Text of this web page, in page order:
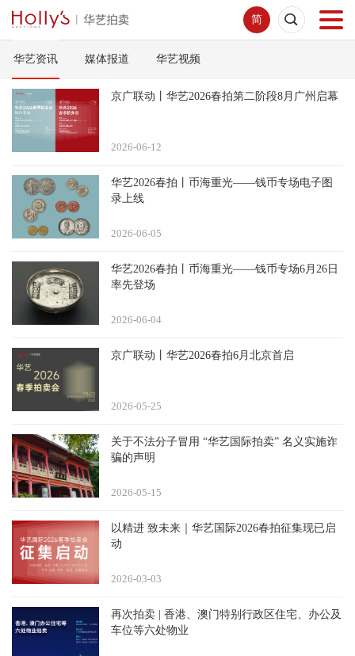
简
首页
拍卖预展
线下拍卖
网络拍卖
新闻中心
华艺资讯 媒体报道 华艺视频
京广联动丨华艺2026春拍第二阶段8月广州启幕
12
2026-06
华艺2026春拍丨币海重光——钱币专场电子图
录上线
05
2026-06
华艺2026春拍丨币海重光——钱币专场6月26日
率先登场
04
2026-06
京广联动丨华艺2026春拍6月北京首启
25
2026-05
关于不法分子冒用 “华艺国际拍卖” 名义实施诈
骗的声明
15
2026-05
以精进 致未来｜华艺国际2026春拍征集现已启
动
03
2026-03
再次拍卖 | 香港、澳门特别行政区住宅、办公及
车位等六处物业